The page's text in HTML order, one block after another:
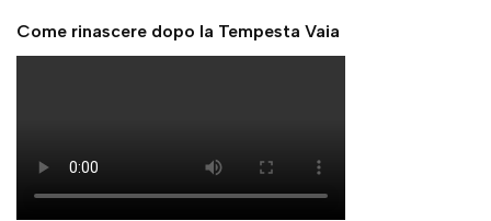
Come rinascere dopo la Tempesta Vaia